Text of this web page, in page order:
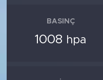
BASINÇ
1008 hpa